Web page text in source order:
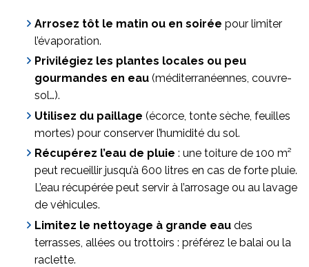
Arrosez tôt le matin ou en soirée pour limiter
l’évaporation.
Privilégiez les plantes locales ou peu
gourmandes en eau (méditerranéennes, couvre-
sol…).
Utilisez du paillage (écorce, tonte sèche, feuilles
mortes) pour conserver l’humidité du sol.
Récupérez l’eau de pluie : une toiture de 100 m²
peut recueillir jusqu’à 600 litres en cas de forte pluie.
L’eau récupérée peut servir à l’arrosage ou au lavage
de véhicules.
Limitez le nettoyage à grande eau des
terrasses, allées ou trottoirs : préférez le balai ou la
raclette.